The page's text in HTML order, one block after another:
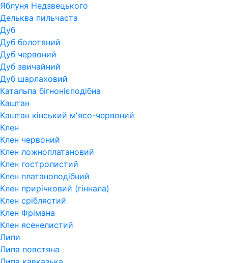
Яблуня Недзвецького
Дельква пильчаста
Дуб
Дуб болотяний
Дуб червоний
Дуб звичайний
Дуб шарлаховий
Катальпа бігнонієподібна
Каштан
Каштан кінський м'ясо-червоний
Клен
Клен червоний
Клен ложноплатановий
Клен гостролистий
Клен платаноподібний
Клен прирічковий (гіннала)
Клен сріблястий
Клен Фрімана
Клен ясенелистий
Липи
Липа повстяна